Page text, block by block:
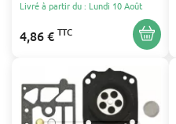
Livré à partir du : Lundi 10 Août
4,86 € TTC